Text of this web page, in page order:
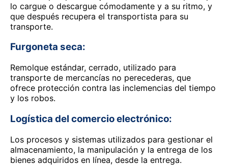
lo cargue o descargue cómodamente y a su ritmo, y
que después recupera el transportista para su
transporte.
Furgoneta seca:
Remolque estándar, cerrado, utilizado para
transporte de mercancías no perecederas, que
ofrece protección contra las inclemencias del tiempo
y los robos.
Logística del comercio electrónico:
Los procesos y sistemas utilizados para gestionar el
almacenamiento, la manipulación y la entrega de los
bienes adquiridos en línea, desde la entrega.